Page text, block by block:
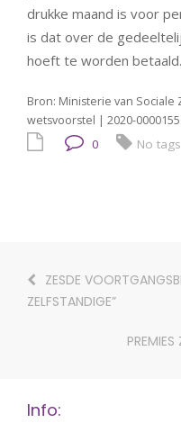
drukke maand is voor
is dat over de
hoeft te worden betaald.
Bron: Ministerie van
wetsvoorstel | 2020-
0 No tags
ZESDE
ZELFSTANDIGE”
Info: